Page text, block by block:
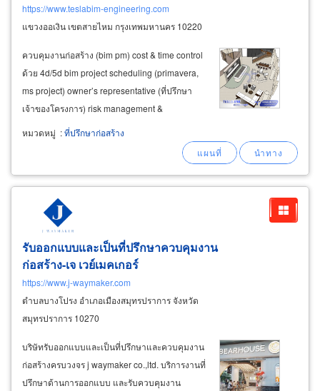
https://www.teslabim-engineering.com
แขวงออเงิน เขตสายไหม กรุงเทพมหานคร 10220
ควบคุมงานก่อสร้าง (bim pm) cost & time control
ด้วย 4d/5d bim project scheduling (primavera,
ms project) owner’s representative (ที่ปรึกษา
เจ้าของโครงการ) risk management &
construction consulting
หมวดหมู่ :ที่ปรึกษาก่อสร้าง
รับออกแบบและเป็นที่ปรึกษาควบคุมงาน
ก่อสร้าง-เจ เวย์เมคเกอร์
https://www.j-waymaker.com
ตำบลบางโปรง อำเภอเมืองสมุทรปราการ จังหวัด
สมุทรปราการ 10270
บริษัทรับออกแบบและเป็นที่ปรึกษาและควบคุมงาน
ก่อสร้างครบวงจร j waymaker co.,ltd. บริการงานที่
ปรึกษาด้านการออกแบบ และรับควบคุมงาน